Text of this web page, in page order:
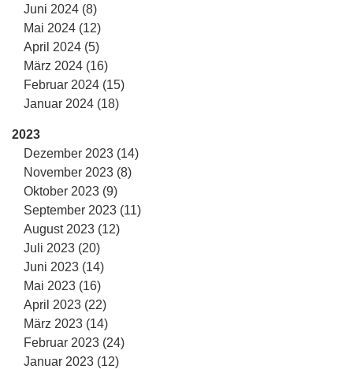
Juni 2024 (8)
Mai 2024 (12)
April 2024 (5)
März 2024 (16)
Februar 2024 (15)
Januar 2024 (18)
2023
Dezember 2023 (14)
November 2023 (8)
Oktober 2023 (9)
September 2023 (11)
August 2023 (12)
Juli 2023 (20)
Juni 2023 (14)
Mai 2023 (16)
April 2023 (22)
März 2023 (14)
Februar 2023 (24)
Januar 2023 (12)